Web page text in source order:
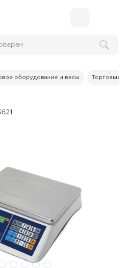
оборудование и весы Торговые